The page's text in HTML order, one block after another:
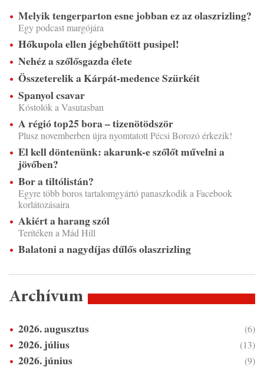
Melyik tengerparton esne jobban ez az olaszrizling?
Egy podcast margójára
Hőkupola ellen jégbehűtött pusipel!
Nehéz a szőlősgazda élete
Összeterelik a Kárpát-medence Szürkéit
Spanyol csavar
Kóstolók a Vasutasban
A régió top25 bora – tizenötödször
Plusz novemberben újra nyomtatott Pécsi Borozó érkezik!
El kell döntenünk: akarunk-e szőlőt művelni a
jövőben?
Bor a tiltólistán?
Egyre több boros tartalomgyártó panaszkodik a Facebook
korlátozásaira
Akiért a harang szól
Terítéken a Mád Hill
Balatoni a nagydíjas dűlős olaszrizling
Archívum
2026. augusztus (6)
2026. július (13)
2026. június (9)